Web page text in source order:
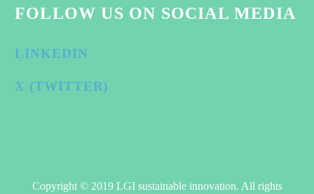
FOLLOW US ON SOCIAL MEDIA
LINKEDIN
X (TWITTER)
Copyright © 2019 LGI sustainable innovation. All rights